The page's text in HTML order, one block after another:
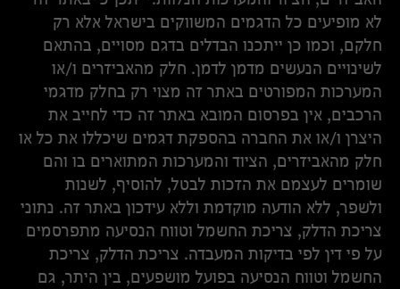
לא מופיעים כל הדגמים המשווקים בישראל אלא רק
חלקם, וכמו כן ייתכנו הבדלים בדגם מסויים, בהתאם
לשינויים הנעשים מדמן לדמן. חלק מהאביזרים ו/או
המערכות המפורטים באתר זה מצוי רק בחלק מדגמי
הרכבים, אין בפרסום המובא באתר זה כדי לחייב את
היצרן ו/או את החברה בהספקת דגמים שיכללו את כל או
חלק מהאביזרים, הציוד והמערכות המתוארים בו והם
שומרים לעצמם את הזכות לבטל, להוסיף, לשנות
ולשפר, ללא הודעה מוקדמת וללא עידכון באתר זה. נתוני
צריכת הדלק, צריכת החשמל וטווח הנסיעה מתפרסמים
על פי דין לפי בדיקות המעבדה. צריכת הדלק, צריכת
החשמל וטווח הנסיעה בפועל מושפעים, בין היתר, גם